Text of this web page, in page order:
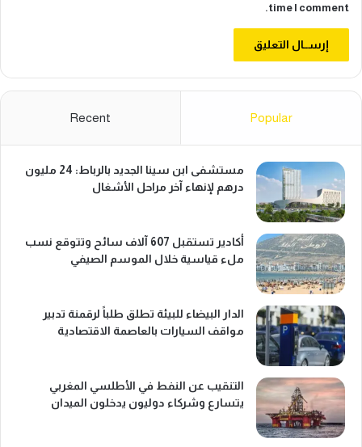
time I comment.
Popular
Recent
مستشفى ابن سينا الجديد بالرباط: 24 مليون
درهم لإنهاء آخر مراحل الأشغال
أكادير تستقبل 607 آلاف سائح وتتوقع نسب
ملء قياسية خلال الموسم الصيفي
الدار البيضاء للبيئة تطلق طلباً لرقمنة تدبير
مواقف السيارات بالعاصمة الاقتصادية
التنقيب عن النفط في الأطلسي المغربي
يتسارع وشركاء دوليون يدخلون الميدان